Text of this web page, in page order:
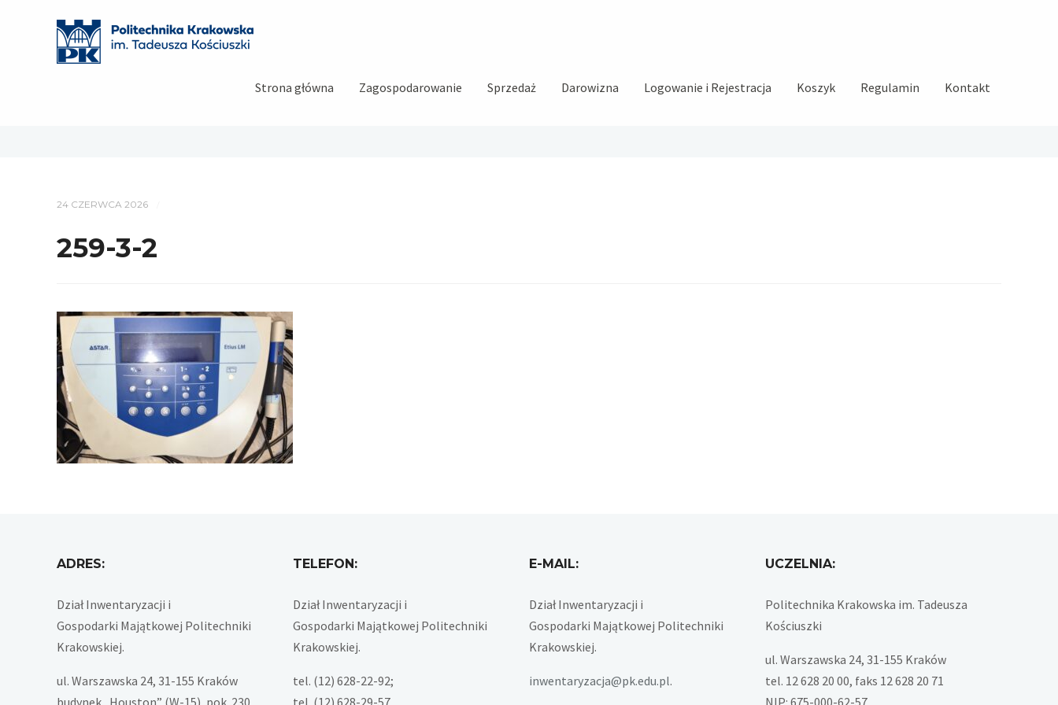
Strona główna Zagospodarowanie Sprzedaż Darowizna Logowanie i Rejestracja Koszyk Regulamin Kontakt
24 CZERWCA 2026
259-3-2
ADRES:
Dział Inwentaryzacji i
Gospodarki Majątkowej Politechniki
Krakowskiej.
ul. Warszawska 24, 31-155 Kraków
budynek „Houston” (W-15), pok. 230
TELEFON:
Dział Inwentaryzacji i
Gospodarki Majątkowej Politechniki
Krakowskiej.
tel. (12) 628-22-92;
tel. (12) 628-29-57
E-MAIL:
Dział Inwentaryzacji i
Gospodarki Majątkowej Politechniki
Krakowskiej.
inwentaryzacja@pk.edu.pl.
UCZELNIA:
Politechnika Krakowska im. Tadeusza
Kościuszki
ul. Warszawska 24, 31-155 Kraków
tel. 12 628 20 00, faks 12 628 20 71
NIP: 675-000-62-57